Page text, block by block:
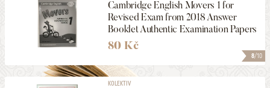
8/10
Cambridge English Movers 1 for
Revised Exam from 2018 Answer
Booklet Authentic Examination Papers
80 Kč
KOLEKTIV